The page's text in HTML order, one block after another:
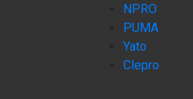
NPRO
PUMA
Yato
Clepro